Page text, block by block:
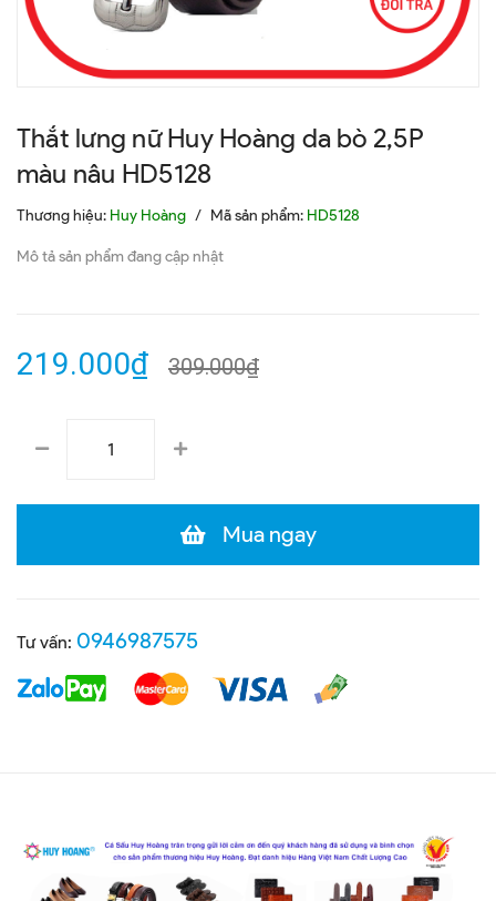
Thắt lưng nữ Huy Hoàng da bò 2,5P
màu nâu HD5128
Thương hiệu: Huy Hoàng / Mã sản phẩm: HD5128
Mô tả sản phẩm đang cập nhật
219.000₫ 309.000₫
Mua ngay
Tư vấn: 0946987575